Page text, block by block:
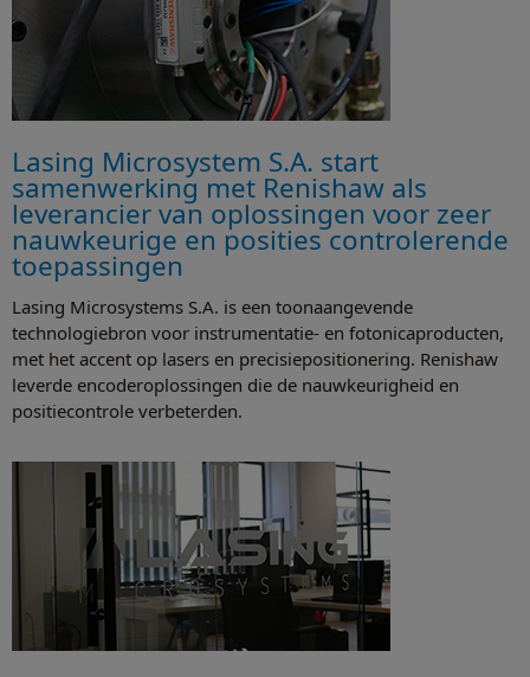
Lasing Microsystem S.A. start
samenwerking met Renishaw als
leverancier van oplossingen voor zeer
nauwkeurige en posities controlerende
toepassingen
Lasing Microsystems S.A. is een toonaangevende
technologiebron voor instrumentatie- en fotonicaproducten,
met het accent op lasers en precisiepositionering. Renishaw
leverde encoderoplossingen die de nauwkeurigheid en
positiecontrole verbeterden.